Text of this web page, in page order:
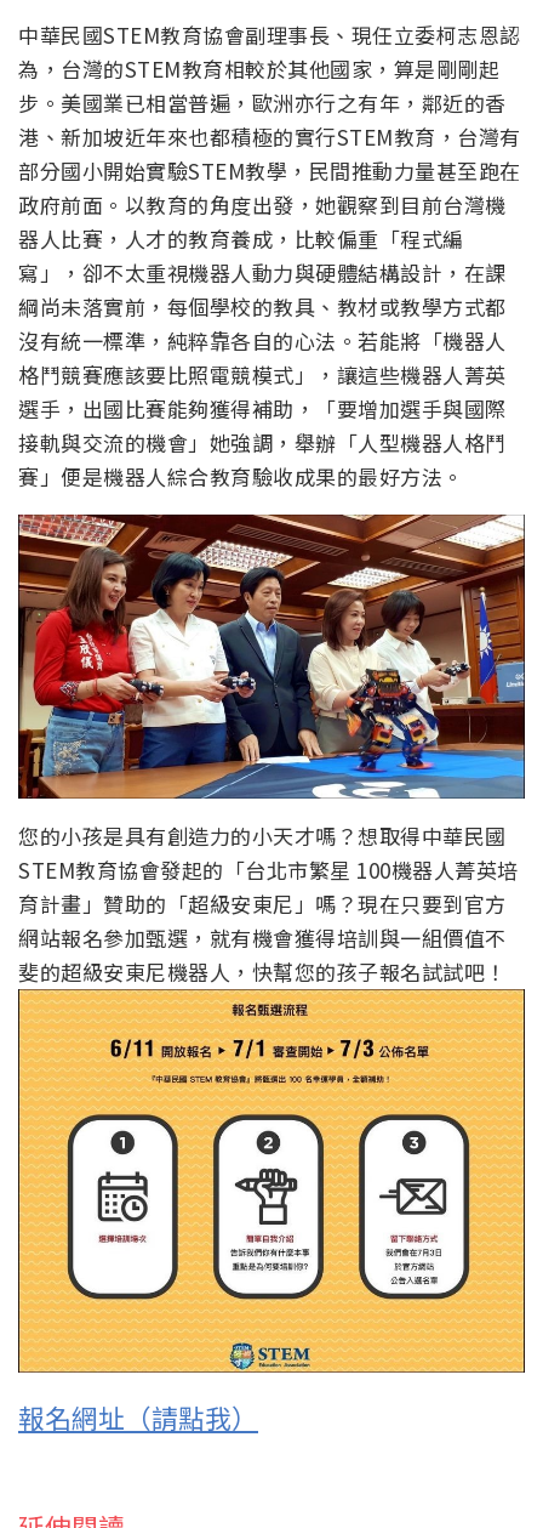
中華民國STEM教育協會副理事長、現任立委柯志恩認
為，台灣的STEM教育相較於其他國家，算是剛剛起
步。美國業已相當普遍，歐洲亦行之有年，鄰近的香
港、新加坡近年來也都積極的實行STEM教育，台灣有
部分國小開始實驗STEM教學，民間推動力量甚至跑在
政府前面。以教育的角度出發，她觀察到目前台灣機
器人比賽，人才的教育養成，比較偏重「程式編
寫」，卻不太重視機器人動力與硬體結構設計，在課
綱尚未落實前，每個學校的教具、教材或教學方式都
沒有統一標準，純粹靠各自的心法。若能將「機器人
格鬥競賽應該要比照電競模式」，讓這些機器人菁英
選手，出國比賽能夠獲得補助，「要增加選手與國際
接軌與交流的機會」她強調，舉辦「人型機器人格鬥
賽」便是機器人綜合教育驗收成果的最好方法。
您的小孩是具有創造力的小天才嗎？想取得中華民國
STEM教育協會發起的「台北市繁星 100機器人菁英培
育計畫」贊助的「超級安東尼」嗎？現在只要到官方
網站報名參加甄選，就有機會獲得培訓與一組價值不
斐的超級安東尼機器人，快幫您的孩子報名試試吧！
報名網址（請點我）